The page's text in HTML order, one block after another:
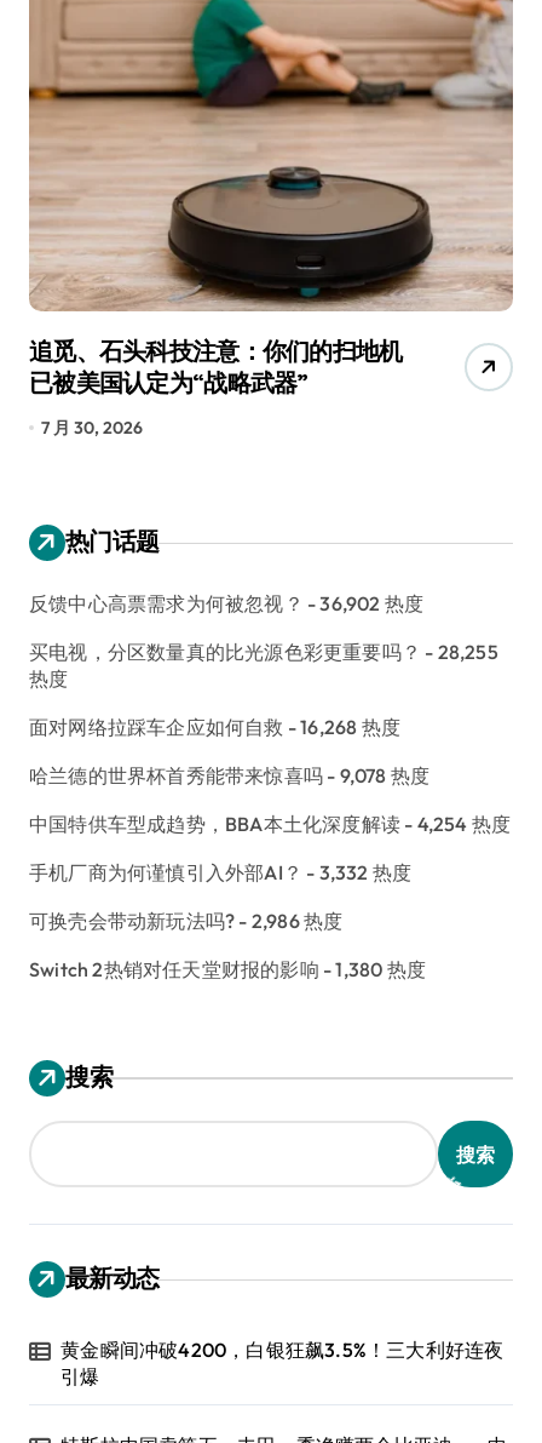
追觅、石头科技注意：你们的扫地机
已被美国认定为“战略武器”
7 月 30, 2026
热门话题
反馈中心高票需求为何被忽视？ - 36,902 热度
买电视，分区数量真的比光源色彩更重要吗？ - 28,255
热度
面对网络拉踩车企应如何自救 - 16,268 热度
哈兰德的世界杯首秀能带来惊喜吗 - 9,078 热度
中国特供车型成趋势，BBA本土化深度解读 - 4,254 热度
手机厂商为何谨慎引入外部AI？ - 3,332 热度
可换壳会带动新玩法吗? - 2,986 热度
Switch 2热销对任天堂财报的影响 - 1,380 热度
搜索
搜索
最新动态
黄金瞬间冲破4200，白银狂飙3.5%！三大利好连夜
引爆